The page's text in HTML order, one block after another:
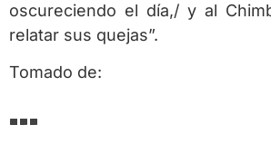
oscureciendo el día,/ y al
relatar sus quejas”.
Tomado de:
…